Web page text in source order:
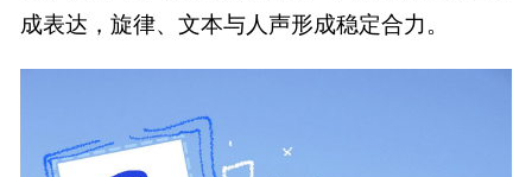
成表达，旋律、文本与人声形成稳定合力。 ​